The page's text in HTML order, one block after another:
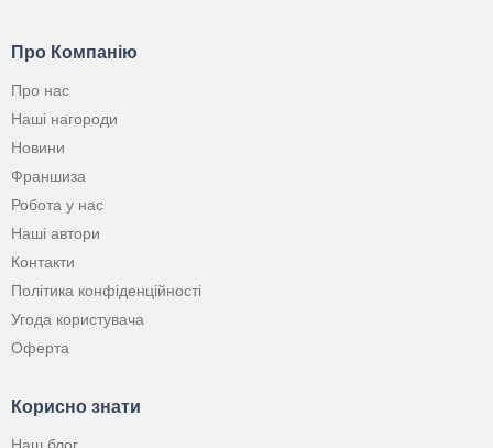
Про Компанію
Про нас
Наші нагороди
Новини
Франшиза
Робота у нас
Наші автори
Контакти
Політика конфіденційності
Угода користувача
Оферта
Корисно знати